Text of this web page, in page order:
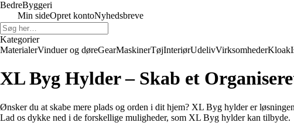
BedreByggeri
Min sideOpret kontoNyhedsbreve
Kategorier
MaterialerVinduer og døreGearMaskinerTøjInteriørUdelivVirksomhederKloak
XL Byg Hylder – Skab et
Ønsker du at skabe mere plads og orden i dit hjem? XL Byg hylder er
Lad os dykke ned i de forskellige muligheder, som XL Byg hylder kan tilbyde.